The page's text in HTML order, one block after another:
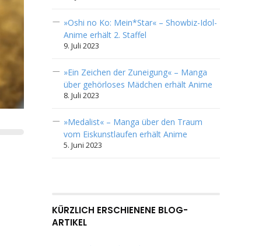
»Oshi no Ko: Mein*Star« – Showbiz-Idol-
Anime erhält 2. Staffel
9. Juli 2023
»Ein Zeichen der Zuneigung« – Manga
über gehörloses Mädchen erhält Anime
8. Juli 2023
»Medalist« – Manga über den Traum
vom Eiskunstlaufen erhält Anime
5. Juni 2023
KÜRZLICH ERSCHIENENE BLOG-
ARTIKEL